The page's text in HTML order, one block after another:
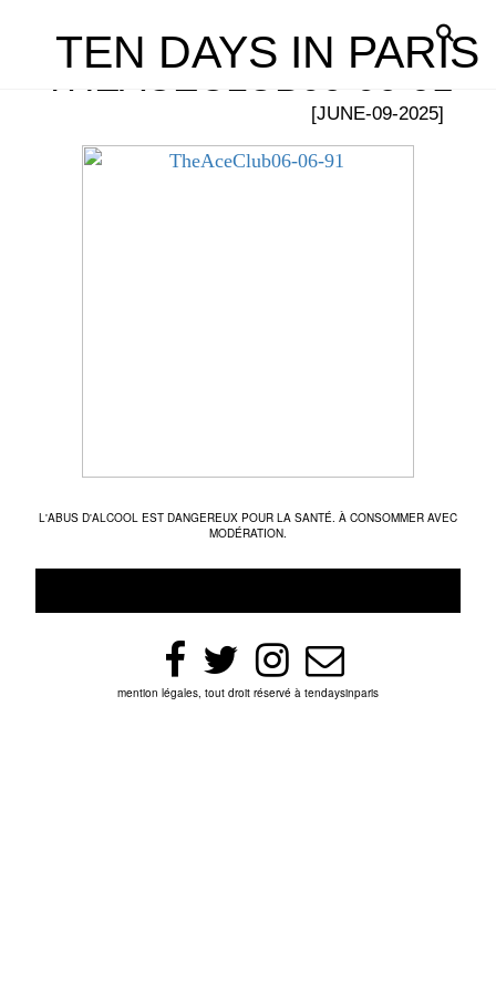
TEN DAYS IN PARIS
THEACECLUB06-06-91
[JUNE-09-2025]
L'ABUS D'ALCOOL EST DANGEREUX POUR LA SANTÉ. À CONSOMMER AVEC
MODÉRATION.
mention légales, tout droit réservé à tendaysinparis